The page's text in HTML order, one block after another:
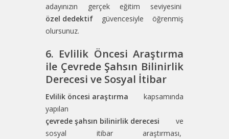
adayınızın gerçek eğitim seviyesini
özel dedektif güvencesiyle öğrenmiş
olursunuz.
6. Evlilik Öncesi Araştırma
ile Çevrede Şahsın Bilinirlik
Derecesi ve Sosyal İtibar
Evlilik öncesi araştırma kapsamında
yapılan
çevrede şahsın bilinirlik derecesi ve
sosyal itibar araştırması,